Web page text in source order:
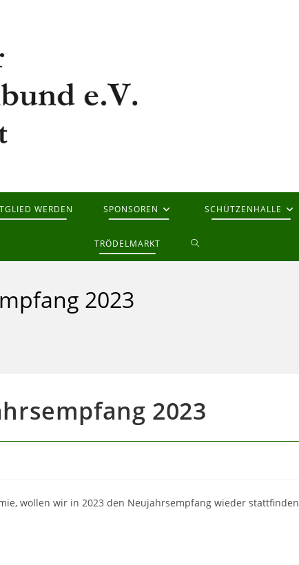
WERDEN SPONSOREN SCHÜTZENHALLE
TRÖDELMARKT WEBSITE-
2023
2023
wollen wir in 2023 den Neujahrsempfang wieder stattfinden